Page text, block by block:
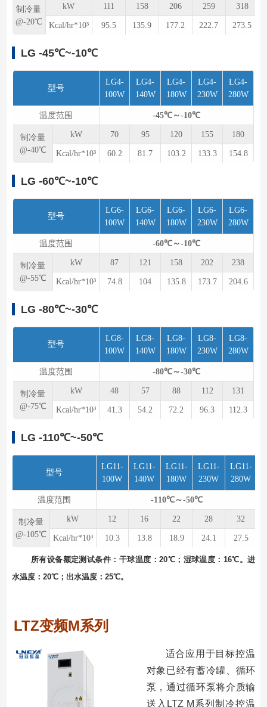
制冷量
@-20℃
kW 111 158 206 259 318
Kcal/hr*10³ 95.5 135.9 177.2 222.7 273.5
LG -45℃~-10℃
型号
LG4-
100W
LG4-
140W
LG4-
180W
LG4-
230W
LG4-
280W
温度范围 -45℃～-10℃
制冷量
@-40℃
kW 70 95 120 155 180
Kcal/hr*10³ 60.2 81.7 103.2 133.3 154.8
LG -60℃~-10℃
型号
LG6-
100W
LG6-
140W
LG6-
180W
LG6-
230W
LG6-
280W
温度范围 -60℃～-10℃
制冷量
@-55℃
kW 87 121 158 202 238
Kcal/hr*10³ 74.8 104 135.8 173.7 204.6
LG -80℃~-30℃
型号
LG8-
100W
LG8-
140W
LG8-
180W
LG8-
230W
LG8-
280W
温度范围 -80℃～-30℃
制冷量
@-75℃
kW 48 57 88 112 131
Kcal/hr*10³ 41.3 54.2 72.2 96.3 112.3
LG -110℃~-50℃
型号
LG11-
100W
LG11-
140W
LG11-
180W
LG11-
230W
LG11-
280W
温度范围 -110℃～-50℃
制冷量
@-105℃
kW 12 16 22 28 32
Kcal/hr*10³ 10.3 13.8 18.9 24.1 27.5
所有设备额定测试条件：⼲球温度：20℃；湿球温度：16℃。进
⽔温度：20℃；出⽔温度：25℃。
LTZ变频M系列
适合应⽤于⽬标控温
对象已经有蓄冷罐、循环
泵，通过循环泵将介质输
送⼊LTZ M系列制冷控温